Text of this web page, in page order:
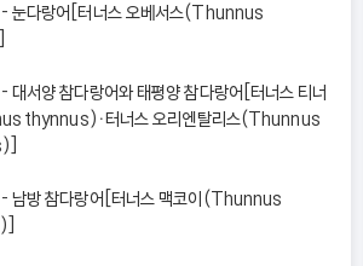
다랑어[터너스 오베서스(Thunnus
서양 참다랑어와 태평양 참다랑어[터너스 티너
thynnus)ㆍ터너스 오리엔탈리스(Thunnus
방 참다랑어[터너스 맥코이(Thunnus